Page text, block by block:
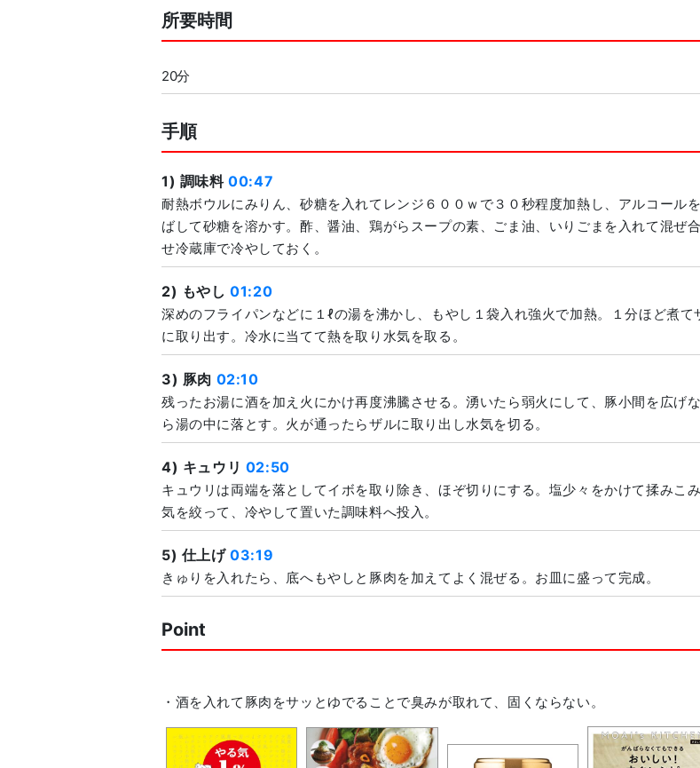
所要時間
20分
手順
1) 調味料00:47
耐熱ボウルにみりん、砂糖を入れてレンジ６００ｗで３０秒程度加熱し、アルコール
ばして砂糖を溶かす。酢、醤油、鶏がらスープの素、ごま油、いりごまを入れて混ぜ
せ冷蔵庫で冷やしておく。
2) もやし01:20
深めのフライパンなどに１ℓの湯を沸かし、もやし１袋入れ強火で加熱。１分ほど煮て
に取り出す。冷水に当てて熱を取り水気を取る。
3) 豚肉 02:10
残ったお湯に酒を加え火にかけ再度沸騰させる。湧いたら弱火にして、豚小間を広げ
ら湯の中に落とす。火が通ったらザルに取り出し水気を切る。
4) キュウリ 02:50
キュウリは両端を落としてイボを取り除き、ほぞ切りにする。塩少々をかけて揉みこ
気を絞って、冷やして置いた調味料へ投入。
5) 仕上げ03:19
きゅりを入れたら、底へもやしと豚肉を加えてよく混ぜる。お皿に盛って完成。
Point